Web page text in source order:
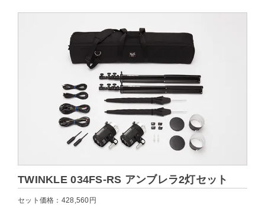
TWINKLE 034FS-RS アンブレラ2灯セット
セット価格：428,560円